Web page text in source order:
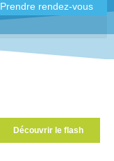
Prendre rendez-vous
Découvrir le flash